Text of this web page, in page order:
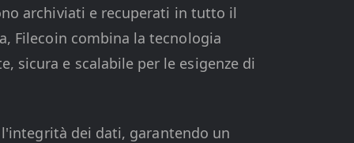
archiviati e recuperati in tutto il
Filecoin combina la tecnologia
sicura e scalabile per le esigenze di
dei dati, garantendo un